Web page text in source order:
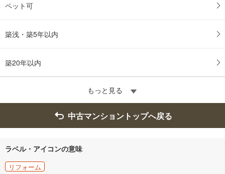
ペット可
築浅・築5年以内
築20年以内
もっと見る
中古マンショントップへ戻る
ラベル・アイコンの意味
リフォーム